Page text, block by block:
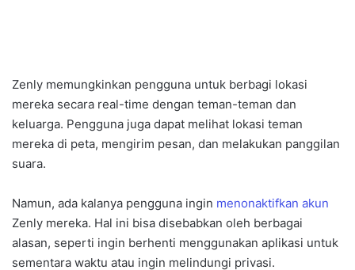
Zenly memungkinkan pengguna untuk berbagi lokasi
mereka secara real-time dengan teman-teman dan
keluarga. Pengguna juga dapat melihat lokasi teman
mereka di peta, mengirim pesan, dan melakukan panggilan
suara.
Namun, ada kalanya pengguna ingin menonaktifkan akun
Zenly mereka. Hal ini bisa disebabkan oleh berbagai
alasan, seperti ingin berhenti menggunakan aplikasi untuk
sementara waktu atau ingin melindungi privasi.